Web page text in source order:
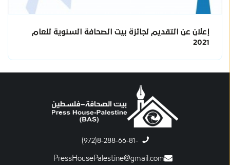
إعلان عن التقديم لجائزة بيت الصحافة السنوية للعام
2021
-8-288-66-81(972)
PressHousePalestine@gmail.com